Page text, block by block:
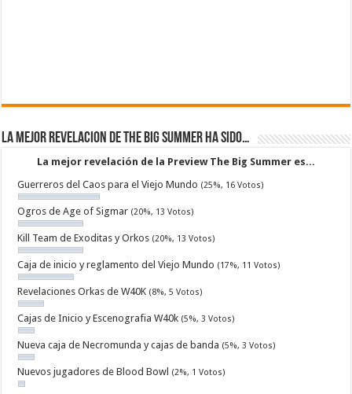
La mejor revelacion de The Big Summer ha sido…
La mejor revelación de la Preview The Big Summer es...
Guerreros del Caos para el Viejo Mundo (25%, 16 Votos)
Ogros de Age of Sigmar (20%, 13 Votos)
Kill Team de Exoditas y Orkos (20%, 13 Votos)
Caja de inicio y reglamento del Viejo Mundo (17%, 11 Votos)
Revelaciones Orkas de W40K (8%, 5 Votos)
Cajas de Inicio y Escenografia W40k (5%, 3 Votos)
Nueva caja de Necromunda y cajas de banda (5%, 3 Votos)
Nuevos jugadores de Blood Bowl (2%, 1 Votos)